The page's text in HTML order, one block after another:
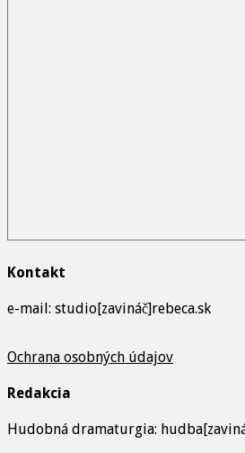
Kontakt
e-mail: studio[zavináč]rebeca.sk
Ochrana osobných údajov
Redakcia
Hudobná dramaturgia: